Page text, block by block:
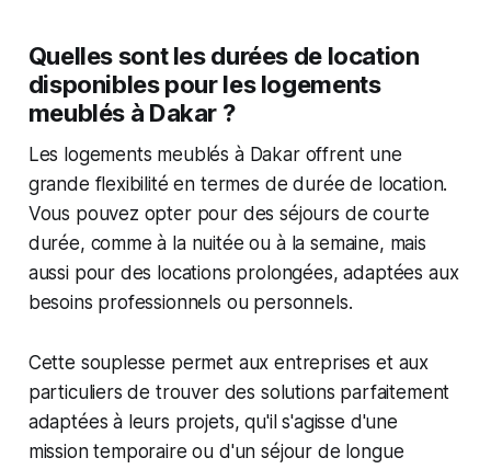
Quelles sont les durées de location
disponibles pour les logements
meublés à Dakar ?
Les logements meublés à Dakar offrent une
grande flexibilité en termes de durée de location.
Vous pouvez opter pour des séjours de courte
durée, comme à la nuitée ou à la semaine, mais
aussi pour des locations prolongées, adaptées aux
besoins professionnels ou personnels.
Cette souplesse permet aux entreprises et aux
particuliers de trouver des solutions parfaitement
adaptées à leurs projets, qu'il s'agisse d'une
mission temporaire ou d'un séjour de longue